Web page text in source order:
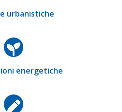
urbanistiche
energetiche